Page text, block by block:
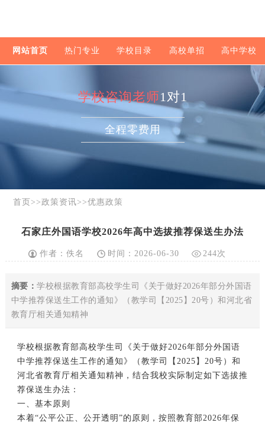
网站首页 热门专业 学校目录 高校单招 高中学校
学校咨询老师1对1
全程零费用
首页 >>政策资讯>>优惠政策
石家庄外国语学校2026年高中选拔推荐保送生办法
作者：佚名 时间：2026-06-30 244次
摘要：学校根据教育部高校学生司《关于做好2026年部分外国语
中学推荐保送生工作的通知》（教学司【2025】20号）和河北省
教育厅相关通知精神
学校根据教育部高校学生司《关于做好2026年部分外国语
中学推荐保送生工作的通知》（教学司【2025】20号）和
河北省教育厅相关通知精神，结合我校实际制定如下选拔推
荐保送生办法：
一、基本原则
本着“公平公正、公开透明”的原则，按照教育部2026年保